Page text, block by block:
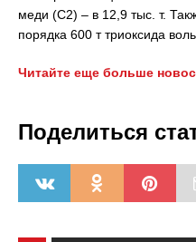
меди (С2) – в 12,9 тыс. т.
порядка 600 т триоксида
Читайте еще больше
Поделиться